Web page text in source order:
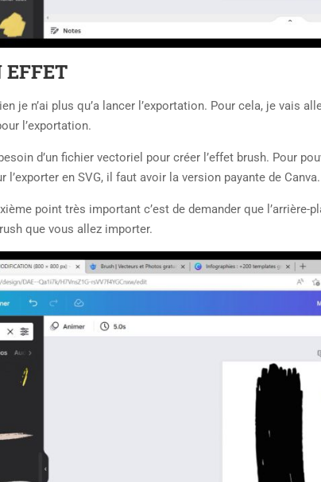
EFFET
je n’ai plus qu’a lancer l’exportation. Pour cela, je vais
l’exportation.
d’un fichier vectoriel pour créer l’effet brush. Pour
l’exporter en SVG, il faut avoir la version payante de Canva.
point très important c’est de demander que l’arrière-
que vous allez importer.